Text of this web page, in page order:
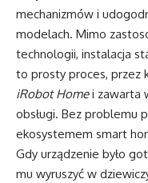
mechanizmów i
modelach. Mimo
technologii, instalacja
to prosty proces, przez
iRobot Homei zawarta
obsługi. Bez problemu
ekosystemem smart
Gdy urządzenie było
mu wyruszyć w